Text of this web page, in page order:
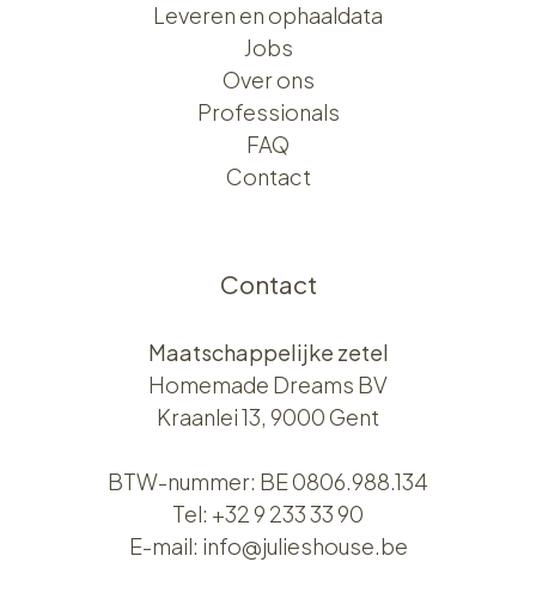
Leveren en ophaaldata
Jobs
Over ons​​
Professionals
FAQ
Contact
Contact
Maatschappelijke zetel
Homemade Dreams BV
Kraanlei 13, 9000 Gent
BTW-nummer: BE 0806.988.134
Tel: +32 9 233 33 90
E-mail: info@julieshouse.be